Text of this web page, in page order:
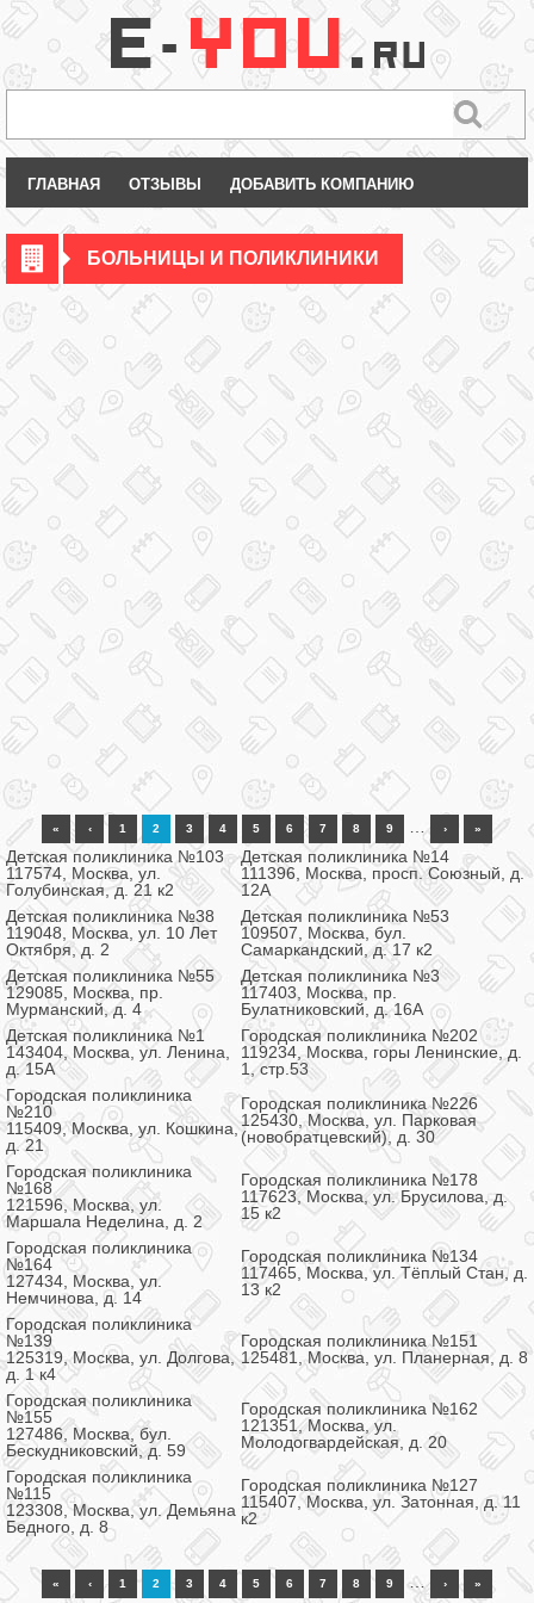
ГЛАВНАЯ ОТЗЫВЫ ДОБАВИТЬ КОМПАНИЮ
БОЛЬНИЦЫ И ПОЛИКЛИНИКИ
« ‹ 1 2 3 4 5 6 7 8 9 › »
Детская поликлиника №103
117574, Москва, ул.
Голубинская, д. 21 к2
Детская поликлиника №14
111396, Москва, просп. Союзный, д.
12А
Детская поликлиника №38
119048, Москва, ул. 10 Лет
Октября, д. 2
Детская поликлиника №53
109507, Москва, бул.
Самаркандский, д. 17 к2
Детская поликлиника №55
129085, Москва, пр.
Мурманский, д. 4
Детская поликлиника №3
117403, Москва, пр.
Булатниковский, д. 16А
Детская поликлиника №1
143404, Москва, ул. Ленина,
д. 15А
Городская поликлиника №202
119234, Москва, горы Ленинские, д.
1, стр.53
Городская поликлиника
№210
115409, Москва, ул. Кошкина,
д. 21
Городская поликлиника №226
125430, Москва, ул. Парковая
(новобратцевский), д. 30
Городская поликлиника
№168
121596, Москва, ул.
Маршала Неделина, д. 2
Городская поликлиника №178
117623, Москва, ул. Брусилова, д.
15 к2
Городская поликлиника
№164
127434, Москва, ул.
Немчинова, д. 14
Городская поликлиника №134
117465, Москва, ул. Тёплый Стан, д.
13 к2
Городская поликлиника
№139
125319, Москва, ул. Долгова,
д. 1 к4
Городская поликлиника №151
125481, Москва, ул. Планерная, д. 8
Городская поликлиника
№155
127486, Москва, бул.
Бескудниковский, д. 59
Городская поликлиника №162
121351, Москва, ул.
Молодогвардейская, д. 20
Городская поликлиника
№115
123308, Москва, ул. Демьяна
Бедного, д. 8
Городская поликлиника №127
115407, Москва, ул. Затонная, д. 11
к2
« ‹ 1 2 3 4 5 6 7 8 9 … › »